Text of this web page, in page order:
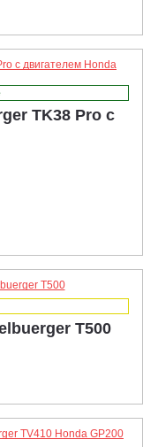
TK38 Pro с
T500